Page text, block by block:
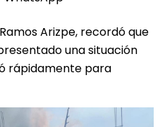
Arizpe, recordó que
una situación
rápidamente para